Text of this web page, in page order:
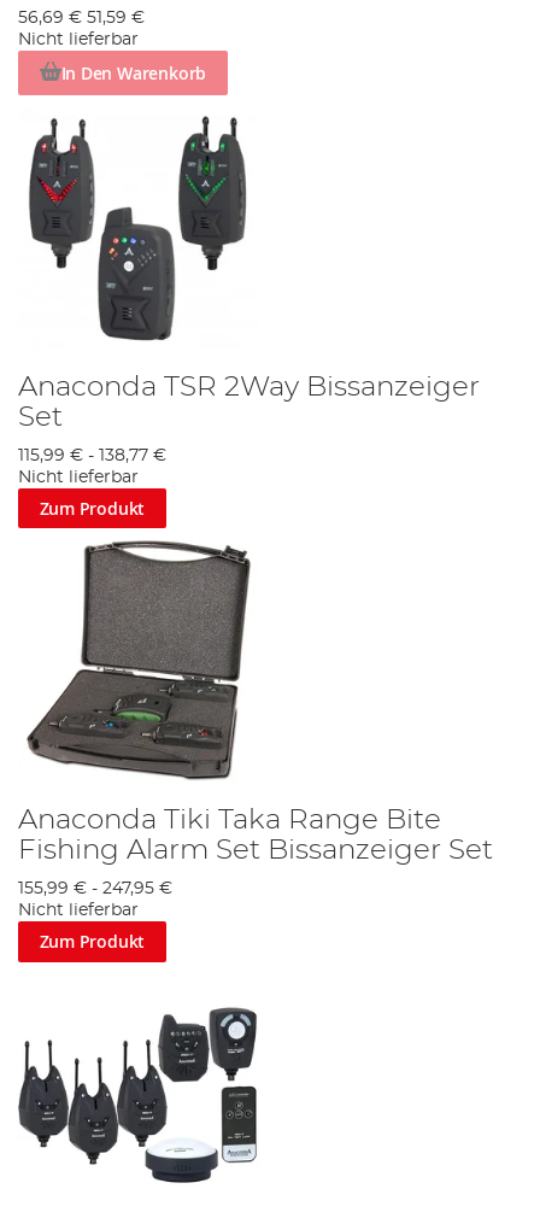
56,69 € 51,59 €
Nicht lieferbar
In Den Warenkorb
Anaconda TSR 2Way Bissanzeiger
Set
115,99 € - 138,77 €
Nicht lieferbar
Zum Produkt
Anaconda Tiki Taka Range Bite
Fishing Alarm Set Bissanzeiger Set
155,99 € - 247,95 €
Nicht lieferbar
Zum Produkt